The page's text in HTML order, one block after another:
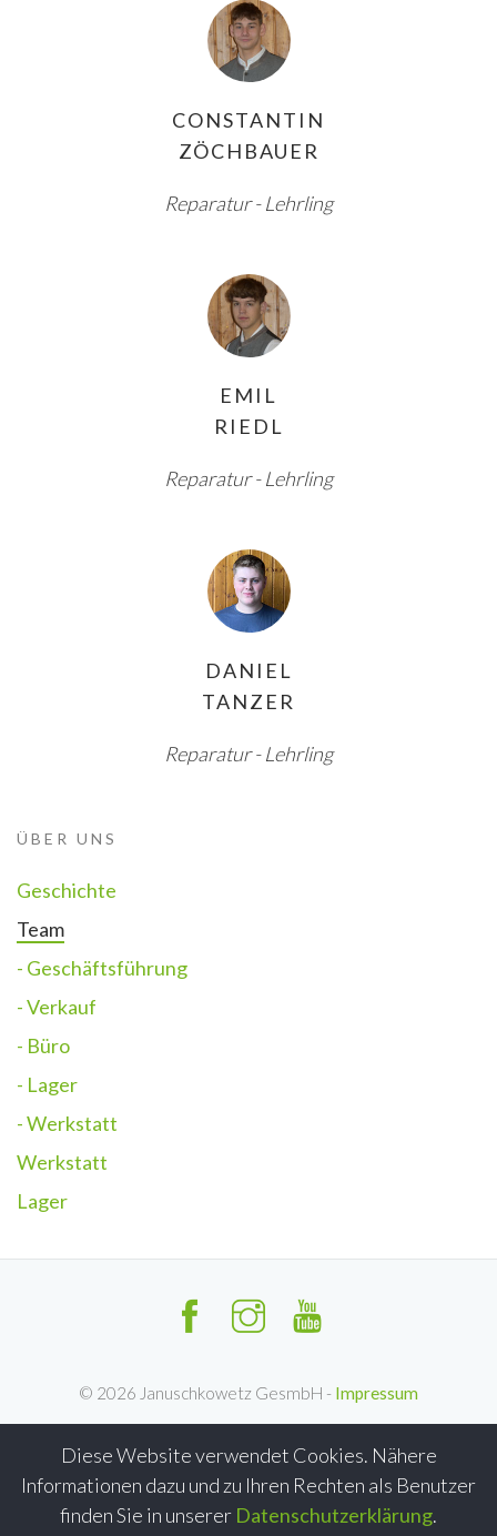
Diese Website verwendet Cookies. Nähere
Informationen dazu und zu Ihren Rechten als Benutzer
finden Sie in unserer Datenschutzerklärung.
CONSTANTIN
ZÖCHBAUER
Reparatur - Lehrling
EMIL
RIEDL
Reparatur - Lehrling
DANIEL
TANZER
Reparatur - Lehrling
ÜBER UNS
Geschichte
Team
- Geschäftsführung
- Verkauf
- Büro
- Lager
- Werkstatt
Werkstatt
Lager
© 2026 Januschkowetz GesmbH - Impressum